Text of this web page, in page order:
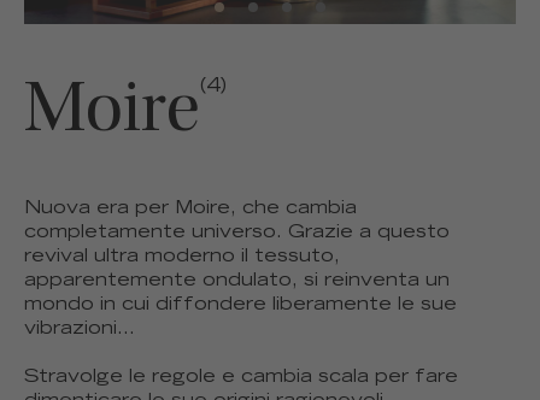
Moire(4)
Nuova era per Moire, che cambia
completamente universo. Grazie a questo
revival ultra moderno il tessuto,
apparentemente ondulato, si reinventa un
mondo in cui diffondere liberamente le sue
vibrazioni...
Stravolge le regole e cambia scala per fare